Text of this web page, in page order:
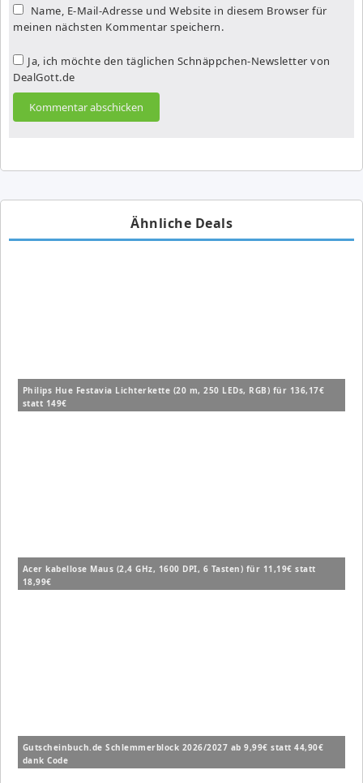
Name, E-Mail-Adresse und Website in diesem Browser für
meinen nächsten Kommentar speichern.
Ja, ich möchte den täglichen Schnäppchen-Newsletter von
DealGott.de
Ähnliche Deals
Philips Hue Festavia Lichterkette (20 m, 250 LEDs, RGB) für 136,17€
statt 149€
Acer kabellose Maus (2,4 GHz, 1600 DPI, 6 Tasten) für 11,19€ statt
18,99€
Gutscheinbuch.de Schlemmerblock 2026/2027 ab 9,99€ statt 44,90€
dank Code